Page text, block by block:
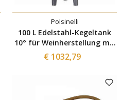
Polsinelli
100 L Edelstahl-Kegeltank
10° für Weinherstellung mit
Kühlung
€ 1032,79